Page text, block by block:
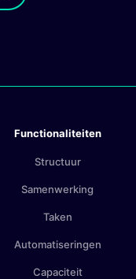
Functionaliteiten
Structuur
Samenwerking
Taken
Automatiseringen
Capaciteit